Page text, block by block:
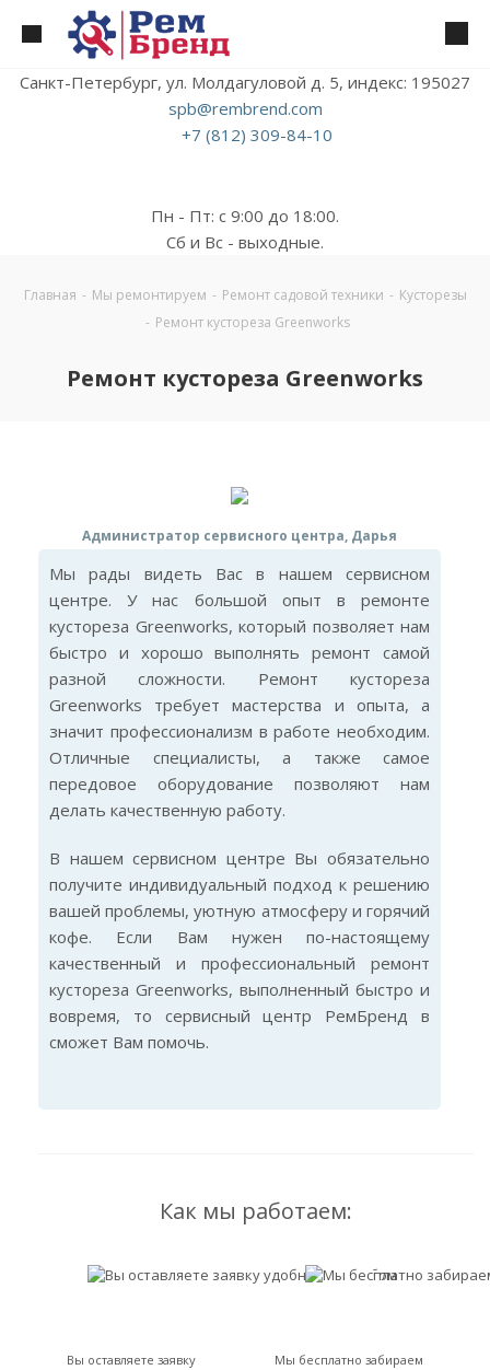
Санкт-Петербург, ул. Молдагуловой д. 5, индекс: 195027
spb@rembrend.com
+7 (812) 309-84-10
Пн - Пт: с 9:00 до 18:00.
Сб и Вс - выходные.
Главная - Мы ремонтируем - Ремонт садовой техники - Кусторезы
- Ремонт кустореза Greenworks
Ремонт кустореза Greenworks
Администратор сервисного центра, Дарья
Мы рады видеть Вас в нашем сервисном
центре. У нас большой опыт в ремонте
кустореза Greenworks, который позволяет нам
быстро и хорошо выполнять ремонт самой
разной сложности. Ремонт кустореза
Greenworks требует мастерства и опыта, а
значит профессионализм в работе необходим.
Отличные специалисты, а также самое
передовое оборудование позволяют нам
делать качественную работу.
В нашем сервисном центре Вы обязательно
получите индивидуальный подход к решению
вашей проблемы, уютную атмосферу и горячий
кофе. Если Вам нужен по-настоящему
качественный и профессиональный ремонт
кустореза Greenworks, выполненный быстро и
вовремя, то сервисный центр РемБренд в
сможет Вам помочь.
Как мы работаем:
Вы оставляете заявку
Мы бесплатно забираем